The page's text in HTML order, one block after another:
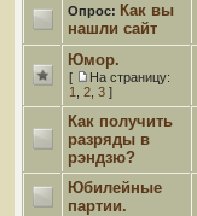
Опрос: Как вы
нашли сайт
Юмор.
[
На страницу:
1
2 3 ]
Как получить
разряды в
рэндзю?
Юбилейные
партии.